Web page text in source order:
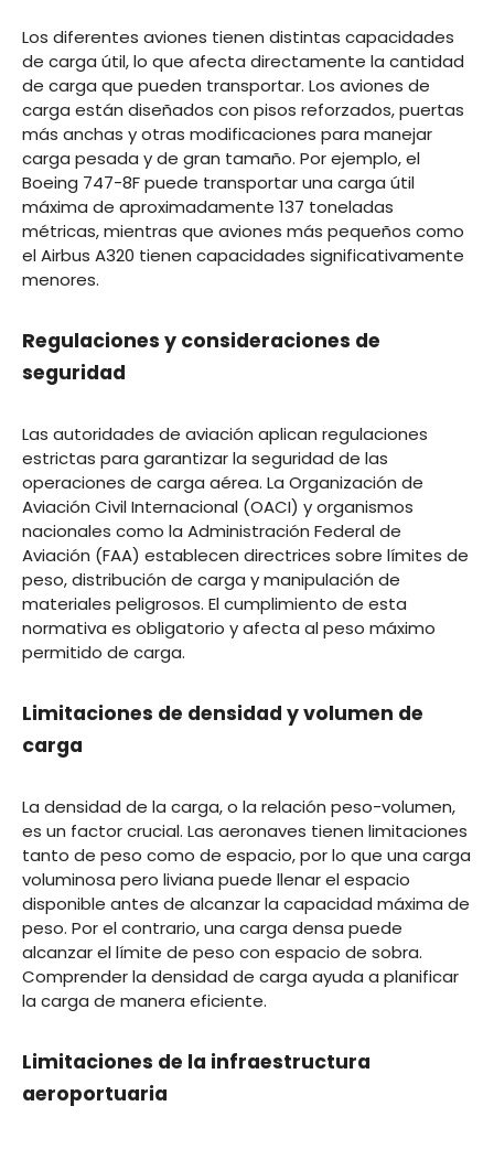
Los diferentes aviones tienen distintas capacidades
de carga útil, lo que afecta directamente la cantidad
de carga que pueden transportar. Los aviones de
carga están diseñados con pisos reforzados, puertas
más anchas y otras modificaciones para manejar
carga pesada y de gran tamaño. Por ejemplo, el
Boeing 747-8F puede transportar una carga útil
máxima de aproximadamente 137 toneladas
métricas, mientras que aviones más pequeños como
el Airbus A320 tienen capacidades significativamente
menores.
Regulaciones y consideraciones de
seguridad
Las autoridades de aviación aplican regulaciones
estrictas para garantizar la seguridad de las
operaciones de carga aérea. La Organización de
Aviación Civil Internacional (OACI) y organismos
nacionales como la Administración Federal de
Aviación (FAA) establecen directrices sobre límites de
peso, distribución de carga y manipulación de
materiales peligrosos. El cumplimiento de esta
normativa es obligatorio y afecta al peso máximo
permitido de carga.
Limitaciones de densidad y volumen de
carga
La densidad de la carga, o la relación peso-volumen,
es un factor crucial. Las aeronaves tienen limitaciones
tanto de peso como de espacio, por lo que una carga
voluminosa pero liviana puede llenar el espacio
disponible antes de alcanzar la capacidad máxima de
peso. Por el contrario, una carga densa puede
alcanzar el límite de peso con espacio de sobra.
Comprender la densidad de carga ayuda a planificar
la carga de manera eficiente.
Limitaciones de la infraestructura
aeroportuaria